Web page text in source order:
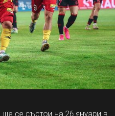
се състои на 26 януари в